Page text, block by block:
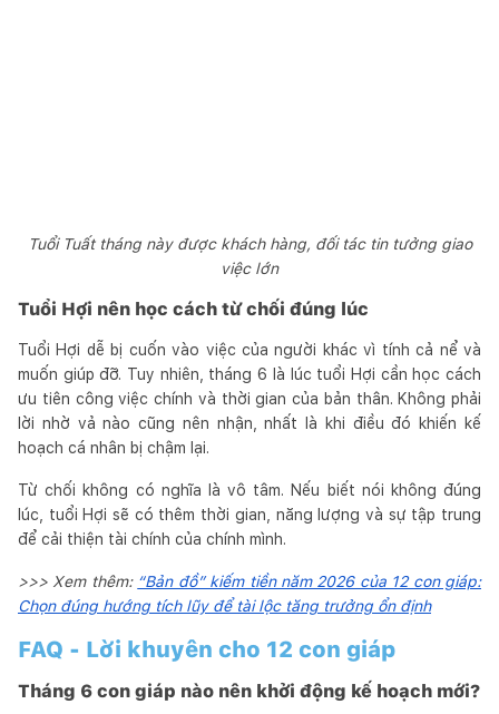
Tuổi Tuất tháng này được khách hàng, đối tác tin tưởng giao
việc lớn
Tuổi Hợi nên học cách từ chối đúng lúc
Tuổi Hợi dễ bị cuốn vào việc của người khác vì tính cả nể và
muốn giúp đỡ. Tuy nhiên, tháng 6 là lúc tuổi Hợi cần học cách
ưu tiên công việc chính và thời gian của bản thân. Không phải
lời nhờ vả nào cũng nên nhận, nhất là khi điều đó khiến kế
hoạch cá nhân bị chậm lại.
Từ chối không có nghĩa là vô tâm. Nếu biết nói không đúng
lúc, tuổi Hợi sẽ có thêm thời gian, năng lượng và sự tập trung
để cải thiện tài chính của chính mình.
>>> Xem thêm: “Bản đồ” kiếm tiền năm 2026 của 12 con giáp:
Chọn đúng hướng tích lũy để tài lộc tăng trưởng ổn định
FAQ - Lời khuyên cho 12 con giáp
Tháng 6 con giáp nào nên khởi động kế hoạch mới?